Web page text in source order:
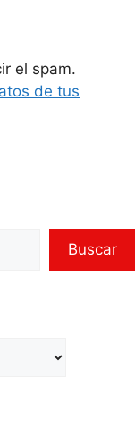
el spam.
de tus
Buscar